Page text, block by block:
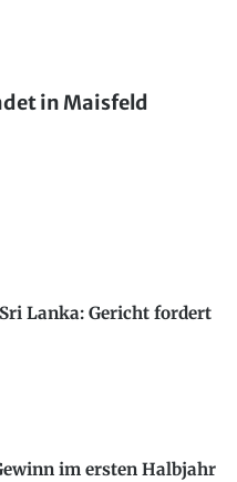
in Maisfeld
Lanka: Gericht fordert
im ersten Halbjahr